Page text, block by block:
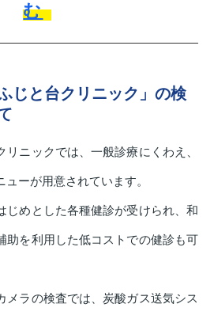
む
じと台クリニック」の検
ニックでは、一般診療にくわえ、
ーが用意されています。
じめとした各種健診が受けられ、和
助を利用した低コストでの健診も可
メラの検査では、炭酸ガス送気シス